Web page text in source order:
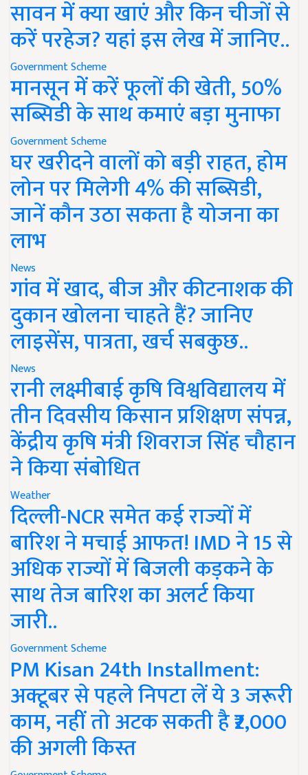
सावन में क्या खाएं और किन चीजों से
करें परहेज? यहां इस लेख में जानिए..
Government Scheme
मानसून में करें फूलों की खेती, 50%
सब्सिडी के साथ कमाएं बड़ा मुनाफा
Government Scheme
घर खरीदने वालों को बड़ी राहत, होम
लोन पर मिलेगी 4% की सब्सिडी,
जानें कौन उठा सकता है योजना का
लाभ
News
गांव में खाद, बीज और कीटनाशक की
दुकान खोलना चाहते हैं? जानिए
लाइसेंस, पात्रता, खर्च सबकुछ..
News
रानी लक्ष्मीबाई कृषि विश्वविद्यालय में
तीन दिवसीय किसान प्रशिक्षण संपन्न,
केंद्रीय कृषि मंत्री शिवराज सिंह चौहान
ने किया संबोधित
Weather
दिल्ली-NCR समेत कई राज्यों में
बारिश ने मचाई आफत! IMD ने 15 से
अधिक राज्यों में बिजली कड़कने के
साथ तेज बारिश का अलर्ट किया
जारी..
Government Scheme
PM Kisan 24th Installment:
अक्टूबर से पहले निपटा लें ये 3 जरूरी
काम, नहीं तो अटक सकती है ₹2,000
की अगली किस्त